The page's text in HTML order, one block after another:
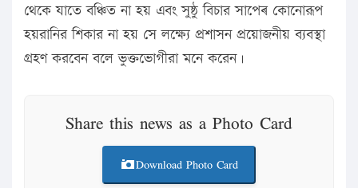
থেকে যাতে বঞ্চিত না হয় এবং সুষ্ঠু বিচার সাপেৰ কোনোরূপ
হয়রানির শিকার না হয় সে লক্ষ্যে প্রশাসন প্রয়োজনীয় ব্যবস্থা
গ্রহণ করবেন বলে ভুক্তভোগীরা মনে করেন।
Share this news as a Photo Card
Download Photo Card